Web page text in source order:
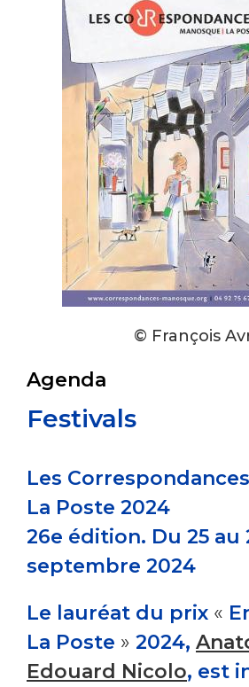
Agenda
Festivals
Les
La Poste 2024
26e édition. Du 25 au
septembre 2024
Le lauréat du prix «
La Poste » 2024,
Edouard Nicolo, est
© François